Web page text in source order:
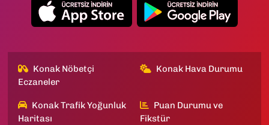
Konak Nöbetçi
Eczaneler
Konak Hava Durumu
Konak Trafik Yoğunluk
Haritası
Puan Durumu ve
Fikstür